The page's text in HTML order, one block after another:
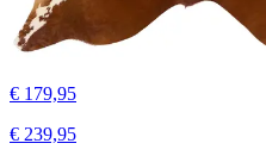
€ 179,95
€ 239,95